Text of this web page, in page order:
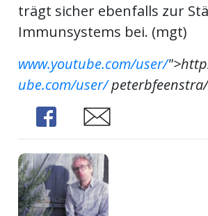
trägt sicher ebenfalls zur
Immunsystems bei. (mgt)
www.youtube.com/user/
ube.com/user/
Share
Share